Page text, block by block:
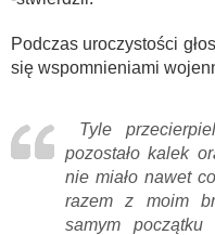
Podczas uroczystości
się wspomnieniami
Tyle
pozostało kalek
nie miało nawet
razem z moim
samym